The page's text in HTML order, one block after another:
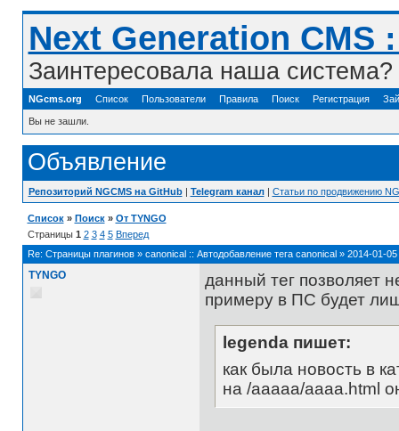
Next Generation
Заинтересовала наша
NGcms.org Список Пользователи Правила Поиск Регистрация
Вы не зашли.
Объявление
Репозиторий NGCMS на GitHub| Telegram канал| Статьи по продвижению
Список » Поиск » От TYNGO
Страницы 1 2 3 4 5 Вперед
Re: Страницы плагинов » canonical :: Автодобавление тега canonical » 2014-01-05
TYNGO
данный тег позволяет
примеру в ПС будет
legenda пишет:
как была новость в
на /aaaaa/aaaa.html